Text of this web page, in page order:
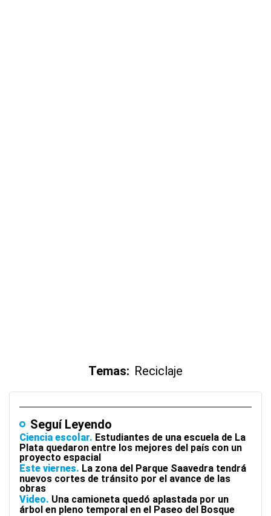
Temas: Reciclaje
Seguí Leyendo
Ciencia escolar Estudiantes de una escuela de La
Plata quedaron entre los mejores del país con un
proyecto espacial
Este viernes La zona del Parque Saavedra tendrá
nuevos cortes de tránsito por el avance de las
obras
Video Una camioneta quedó aplastada por un
árbol en pleno temporal en el Paseo del Bosque